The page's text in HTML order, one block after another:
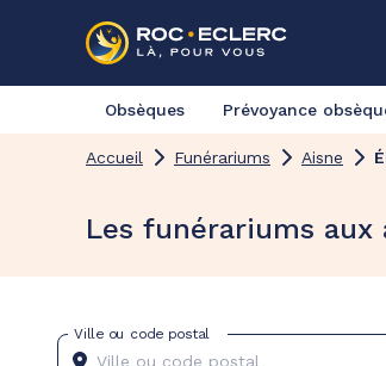
Obsèques Prévoyance
Accueil Funérariums Aisne
Les funérariums aux
Ville ou code postal